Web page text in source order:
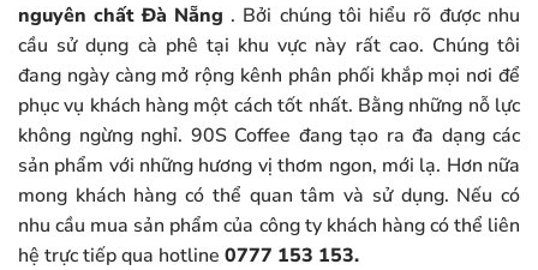
nguyên chấtĐà Nẵng . Bởi chúng tôi hiểu rõ được nhu
cầu sử dụng cà phê tại khu vực này rất cao. Chúng tôi
đang ngày càng mở rộng kênh phân phối khắp mọi nơi để
phục vụ khách hàng một cách tốt nhất. Bằng những nỗ lực
không ngừng nghỉ. 90S Coffee đang tạo ra đa dạng các
sản phẩm với những hương vị thơm ngon, mới lạ. Hơn nữa
mong khách hàng có thể quan tâm và sử dụng. Nếu có
nhu cầu mua sản phẩm của công ty khách hàng có thể liên
hệ trực tiếp qua hotline 0777 153 153.